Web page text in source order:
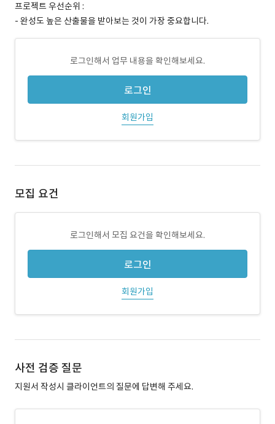
프로젝트 우선순위 :
- 완성도 높은 산출물을 받아보는 것이 가장 중요합니다.
로그인해서 업무 내용을 확인해보세요.
로그인
회원가입
모집 요건
로그인해서 모집 요건을 확인해보세요.
로그인
회원가입
사전 검증 질문
지원서 작성시 클라이언트의 질문에 답변해 주세요.